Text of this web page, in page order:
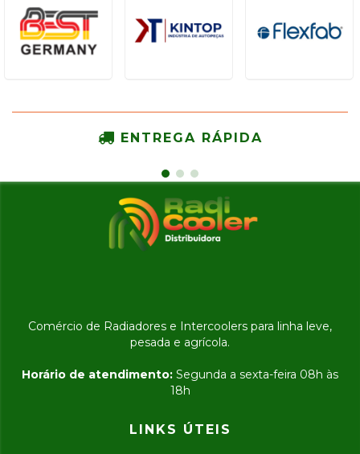
ENTREGA RÁPIDA
Comércio de Radiadores e Intercoolers para linha leve,
pesada e agrícola.
Horário de atendimento: Segunda a sexta-feira 08h às
18h
LINKS ÚTEIS